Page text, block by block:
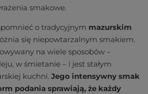
smakowe.
o tradycyjnym mazurskim
się niepowtarzalnym smakiem.
na wiele sposobów –
w śmietanie – i jest stałym
kuchni. Jego intensywny smak
podania sprawiają, że każdy